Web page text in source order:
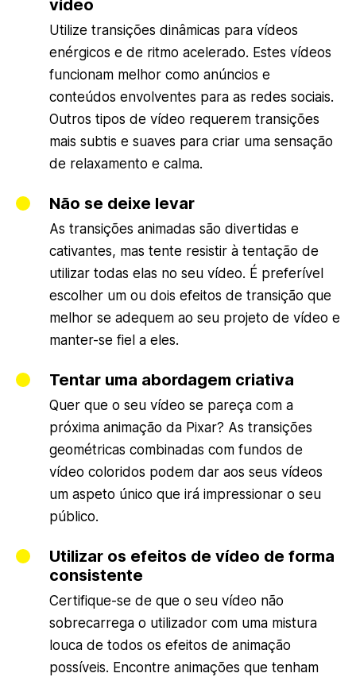
vídeo
Utilize transições dinâmicas para vídeos
enérgicos e de ritmo acelerado. Estes vídeos
funcionam melhor como anúncios e
conteúdos envolventes para as redes sociais.
Outros tipos de vídeo requerem transições
mais subtis e suaves para criar uma sensação
de relaxamento e calma.
Não se deixe levar
As transições animadas são divertidas e
cativantes, mas tente resistir à tentação de
utilizar todas elas no seu vídeo. É preferível
escolher um ou dois efeitos de transição que
melhor se adequem ao seu projeto de vídeo e
manter-se fiel a eles.
Tentar uma abordagem criativa
Quer que o seu vídeo se pareça com a
próxima animação da Pixar? As transições
geométricas combinadas com fundos de
vídeo coloridos podem dar aos seus vídeos
um aspeto único que irá impressionar o seu
público.
Utilizar os efeitos de vídeo de forma
consistente
Certifique-se de que o seu vídeo não
sobrecarrega o utilizador com uma mistura
louca de todos os efeitos de animação
possíveis. Encontre animações que tenham